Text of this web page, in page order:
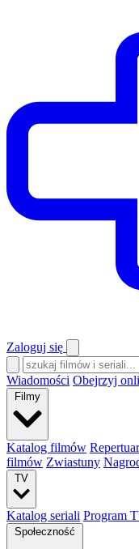
Zaloguj się
Wiadomości Obejrzyj
Filmy
Katalog filmów
filmów Zwiastuny
TV
Katalog seriali Program
Społeczność